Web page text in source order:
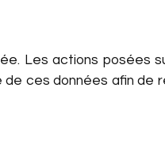
Les actions posées
ces données afin de